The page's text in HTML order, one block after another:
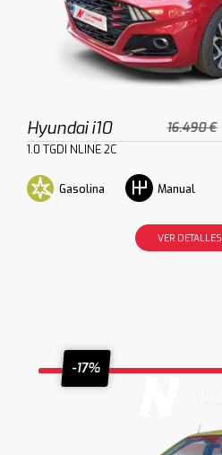
Hyundai i10 16.490 €
1.0 TGDI NLINE 2C
Gasolina Manual
VER DETALLES
-17%